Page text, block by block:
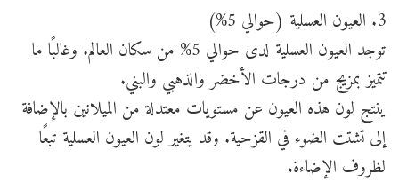
3. العيون العسلية (حوالي 5%)
توجد العيون العسلية لدى حوالي 5% من سكان العالم. وغالبًا ما
تتميز بمزيج من درجات الأخضر والذهبي والبني.
ينتج لون هذه العيون عن مستويات معتدلة من الميلانين بالإضافة
إلى تشتت الضوء في القزحية. وقد يتغير لون العيون العسلية تبعًا
لظروف الإضاءة.